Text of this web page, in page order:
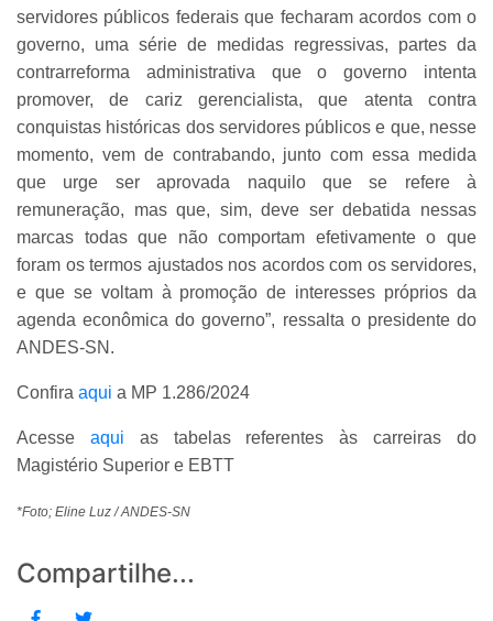
servidores públicos federais que fecharam acordos com o
governo, uma série de medidas regressivas, partes da
contrarreforma administrativa que o governo intenta
promover, de cariz gerencialista, que atenta contra
conquistas históricas dos servidores públicos e que, nesse
momento, vem de contrabando, junto com essa medida
que urge ser aprovada naquilo que se refere à
remuneração, mas que, sim, deve ser debatida nessas
marcas todas que não comportam efetivamente o que
foram os termos ajustados nos acordos com os servidores,
e que se voltam à promoção de interesses próprios da
agenda econômica do governo”, ressalta o presidente do
ANDES-SN.
Confira aqui a MP 1.286/2024
Acesse aqui as tabelas referentes às carreiras do
Magistério Superior e EBTT
*Foto; Eline Luz / ANDES-SN
Compartilhe...